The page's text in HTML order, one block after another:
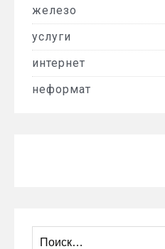
железо
услуги
интернет
неформат